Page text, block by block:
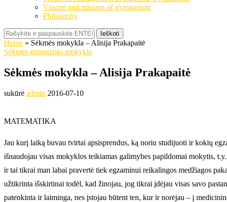
Vission and mission of gymnasium
Philosophy
Ieškoti
Home » Sėkmės mokykla – Alisija Prakapaitė
Sėkmės gimnazisto mokykla
Sėkmės mokykla – Alisija Prakapaitė
sukūrė admin 2016-07-10
MATEMATIKA
Jau kurį laiką buvau tvirtai apsisprendus, ką noriu studijuoti ir kokių
išnaudojau visas mokyklos teikiamas galimybes papildomai mokytis,
ir tai tikrai man labai pravertė tiek egzaminui reikalingos medžiagos
užtikrinta išskirtinai todėl, kad žinojau, jog tikrai įdėjau visas savo
patenkinta ir laiminga, nes įstojau būtent ten, kur ir norėjau – į